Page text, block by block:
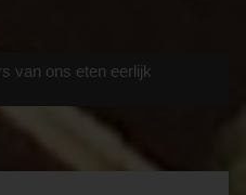
van ons eten eerlijk